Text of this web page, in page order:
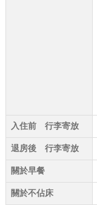
入住前 行李寄放
退房後 行李寄放
關於早餐
關於不佔床